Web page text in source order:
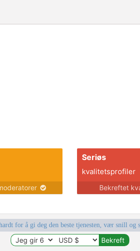
Seriøs
kvalitetsprofiler
Bekreftet
for å gi deg den beste tjenesten, vær snill og